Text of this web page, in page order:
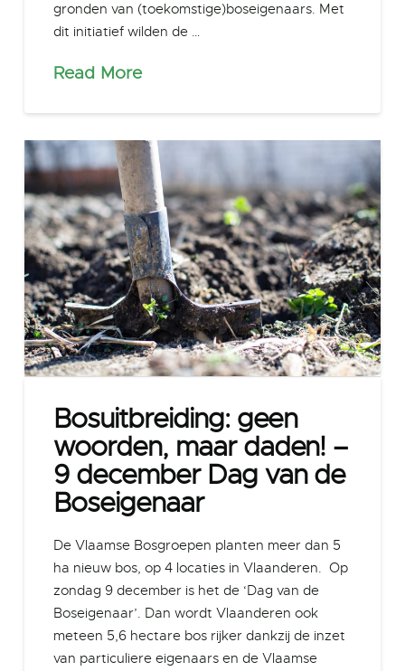
gronden van (toekomstige)boseigenaars. Met
dit initiatief wilden de …
Read More
Bosuitbreiding: geen
woorden, maar daden! –
9 december Dag van de
Boseigenaar
De Vlaamse Bosgroepen planten meer dan 5
ha nieuw bos, op 4 locaties in Vlaanderen. Op
zondag 9 december is het de ‘Dag van de
Boseigenaar’. Dan wordt Vlaanderen ook
meteen 5,6 hectare bos rijker dankzij de inzet
van particuliere eigenaars en de Vlaamse